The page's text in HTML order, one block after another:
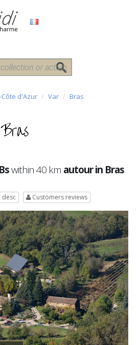
d'Azur Var Bras
within 40 km autour in Bras
desc Customers reviews